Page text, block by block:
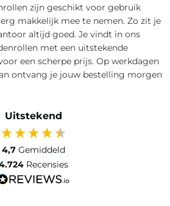
zijn geschikt voor gebruik
makkelijk mee te nemen. Zo zit je
altijd goed. Je vindt in ons
met een uitstekende
een scherpe prijs. Op werkdagen
ontvang je jouw bestelling morgen
Uitstekend
4,7 Gemiddeld
Recensies